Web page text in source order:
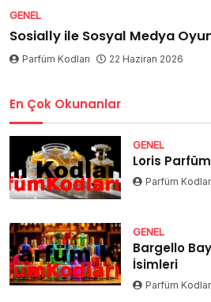
GENEL
Sosially ile Sosyal Medya
Parfüm Kodları 22 Haziran 2026
En Çok Okunanlar
GENEL
Loris
Parfüm
GENEL
Bargello
İsimleri
Parfüm